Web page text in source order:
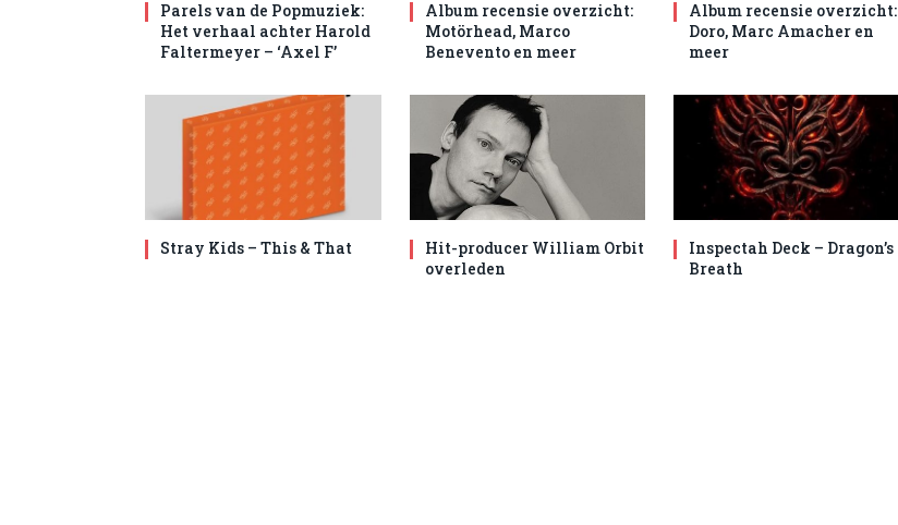
Parels van de Popmuziek:
Het verhaal achter Harold
Faltermeyer – ‘Axel F’
Album recensie overzicht:
Motörhead, Marco
Benevento en meer
Album recensie overzicht:
Doro, Marc Amacher en
meer
Stray Kids – This & That
Hit-producer William Orbit
overleden
Inspectah Deck – Dragon’s
Breath